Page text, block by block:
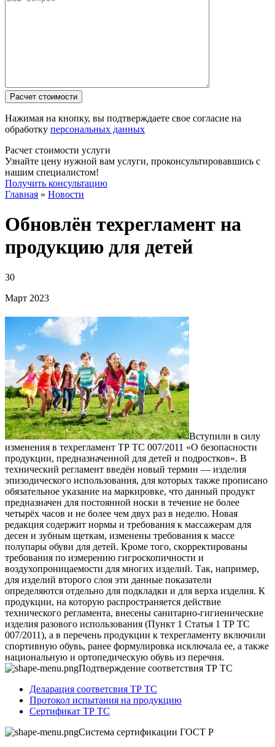
Нажимая на кнопку, вы подтверждаете свое согласие на
обработку персональных данных
Расчет стоимости услуги
Узнайте цену нужной вам услуги, проконсультировавшись с
нашим специалистом!
Получить консультацию
Главная » Новости
Обновлён техрегламент на
продукцию для детей
30
Март 2023
Вступили в силу
изменения в техрегламент ТР ТС 007/2011 «О безопасности
продукции, предназначенной для детей и подростков». В
технический регламент введён новый термин — изделия
эпизодического использования, для которых также прописано
обязательное указание на маркировке, что данный продукт
предназначен для постоянной носки в течение не более
четырёх часов и не более чем двух раз в неделю. Новая
редакция содержит нормы и требования к массажерам для
десен и зубным щеткам, изменены требования к массе
полупары обуви для детей. Кроме того, скорректированы
требования по измерению гигроскопичности и
воздухопроницаемости для многих изделий. Так, например,
для изделий второго слоя эти данные показатели
определяются отдельно для подкладки и для верха изделия. К
продукции, на которую распространяется действие
технического регламента, внесены санитарно-гигиенические
изделия разового использования (Пункт 1 Статья 1 ТР ТС
007/2011), а в перечень продукции к техрегламенту включили
спортивную обувь, ранее формулировка исключала ее, а также
национальную и ортопедическую обувь из перечня.
Подтверждение соответствия ТР ТС
Деларация соответсвия ТР ТС
Протокол испытания на продукцию
Сертификат ТР ТС
Система сертификации ГОСТ Р